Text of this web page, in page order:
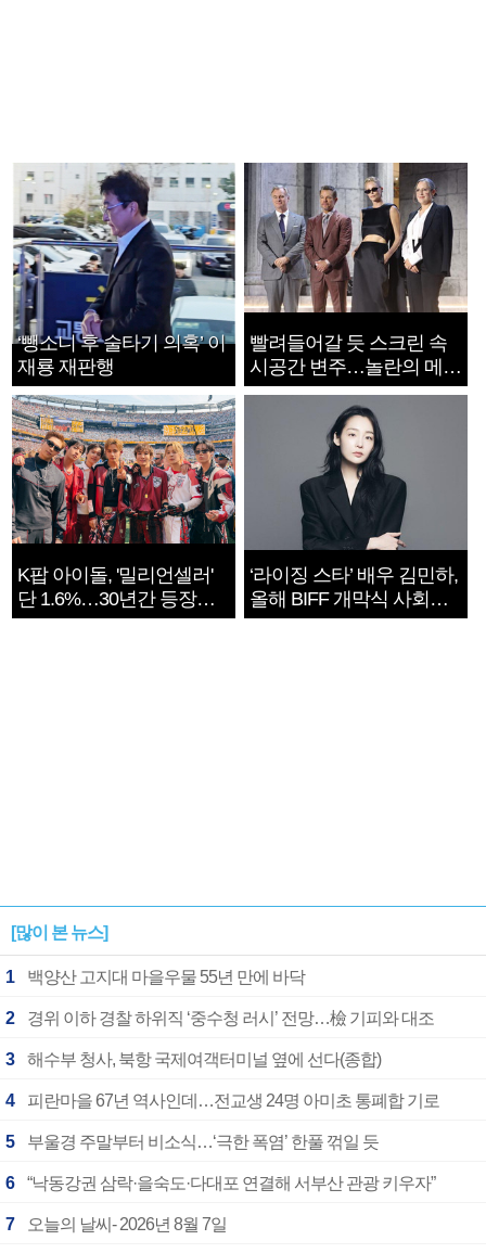
‘뺑소니 후 술타기 의혹’ 이
재룡 재판행
빨려들어갈 듯 스크린 속
시공간 변주…놀란의 메시
지는 ‘전쟁 속죄’
K팝 아이돌, '밀리언셀러'
단 1.6%…30년간 등장
1182개팀 전수조사
‘라이징 스타’ 배우 김민하,
올해 BIFF 개막식 사회자
확정
[많이 본 뉴스]
1 백양산 고지대 마을우물 55년 만에 바닥
2 경위 이하 경찰 하위직 ‘중수청 러시’ 전망…檢 기피와 대조
3 해수부 청사, 북항 국제여객터미널 옆에 선다(종합)
4 피란마을 67년 역사인데…전교생 24명 아미초 통폐합 기로
5 부울경 주말부터 비소식…‘극한 폭염’ 한풀 꺾일 듯
6 “낙동강권 삼락·을숙도·다대포 연결해 서부산 관광 키우자”
7 오늘의 날씨- 2026년 8월 7일